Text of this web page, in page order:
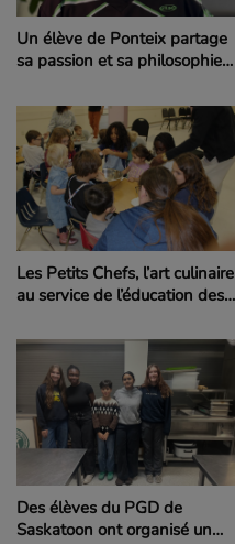
Un élève de Ponteix partage
sa passion et sa philosophie
victoire des Roughriders
Les Petits Chefs, l’art culinaire
au service de l’éducation des
Des élèves du PGD de
Saskatoon ont organisé un